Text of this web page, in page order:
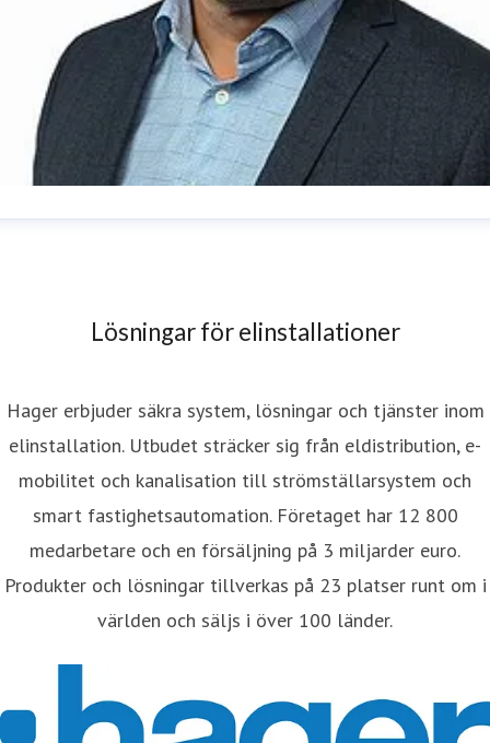
Lösningar för elinstallationer
Hager erbjuder säkra system, lösningar och tjänster inom
elinstallation. Utbudet sträcker sig från eldistribution, e-
mobilitet och kanalisation till strömställarsystem och
smart fastighetsautomation. Företaget har 12 800
medarbetare och en försäljning på 3 miljarder euro.
Produkter och lösningar tillverkas på 23 platser runt om i
världen och säljs i över 100 länder.